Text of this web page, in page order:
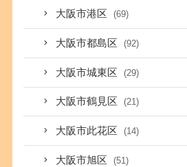
大阪市港区 (69)
大阪市都島区 (92)
大阪市城東区 (29)
大阪市鶴見区 (21)
大阪市此花区 (14)
大阪市旭区 (51)